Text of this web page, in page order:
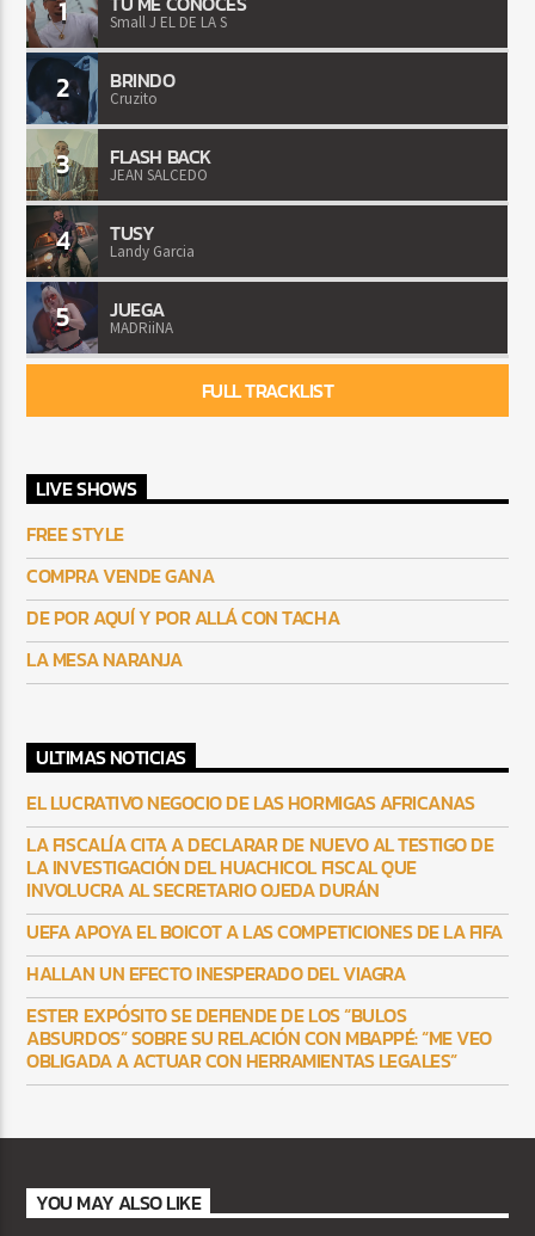
1 Small J EL DE LA S
2 BRINDO
Cruzito
3 FLASH BACK
JEAN SALCEDO
4 TUSY
Landy Garcia
5 JUEGA
MADRiiNA
FULL TRACKLIST
LIVE SHOWS
FREE STYLE
COMPRA VENDE GANA
DE POR AQUÍ Y POR ALLÁ CON TACHA
LA MESA NARANJA
ULTIMAS NOTICIAS
EL LUCRATIVO NEGOCIO DE LAS HORMIGAS AFRICANAS
LA FISCALÍA CITA A DECLARAR DE NUEVO AL TESTIGO DE
LA INVESTIGACIÓN DEL HUACHICOL FISCAL QUE
INVOLUCRA AL SECRETARIO OJEDA DURÁN
UEFA APOYA EL BOICOT A LAS COMPETICIONES DE LA FIFA
HALLAN UN EFECTO INESPERADO DEL VIAGRA
ESTER EXPÓSITO SE DEFIENDE DE LOS “BULOS
ABSURDOS” SOBRE SU RELACIÓN CON MBAPPÉ: “ME VEO
OBLIGADA A ACTUAR CON HERRAMIENTAS LEGALES”
YOU MAY ALSO LIKE